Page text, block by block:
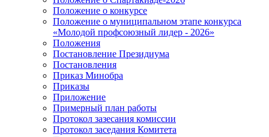
Положение о конкурсе
Положение о муниципальном этапе конкурса
«Молодой профсоюзный лидер - 2026»
Положения
Постановление Президиума
Постановления
Приказ Минобра
Приказы
Приложение
Примерный план работы
Протокол зазесания комиссии
Протокол заседания Комитета